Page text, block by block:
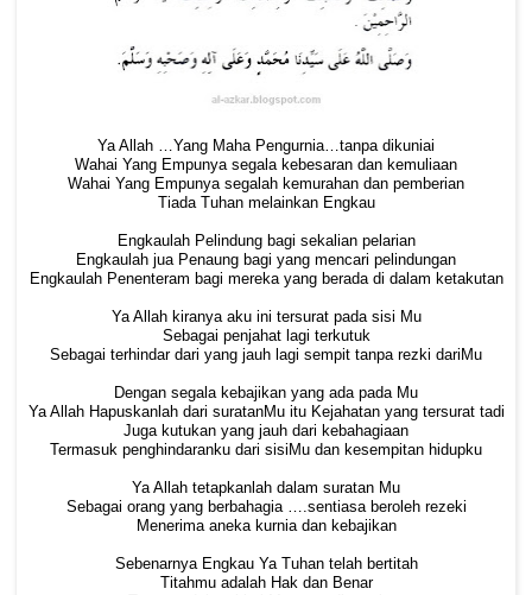
Ya Allah …Yang Maha Pengurnia…tanpa dikuniai
Wahai Yang Empunya segala kebesaran dan kemuliaan
Wahai Yang Empunya segalah kemurahan dan pemberian
Tiada Tuhan melainkan Engkau
Engkaulah Pelindung bagi sekalian pelarian
Engkaulah jua Penaung bagi yang mencari pelindungan
Engkaulah Penenteram bagi mereka yang berada di dalam ketakutan
Ya Allah kiranya aku ini tersurat pada sisi Mu
Sebagai penjahat lagi terkutuk
Sebagai terhindar dari yang jauh lagi sempit tanpa rezki dariMu
Dengan segala kebajikan yang ada pada Mu
Ya Allah Hapuskanlah dari suratanMu itu Kejahatan yang tersurat tadi
Juga kutukan yang jauh dari kebahagiaan
Termasuk penghindaranku dari sisiMu dan kesempitan hidupku
Ya Allah tetapkanlah dalam suratan Mu
Sebagai orang yang berbahagia ….sentiasa beroleh rezeki
Menerima aneka kurnia dan kebajikan
Sebenarnya Engkau Ya Tuhan telah bertitah
Titahmu adalah Hak dan Benar